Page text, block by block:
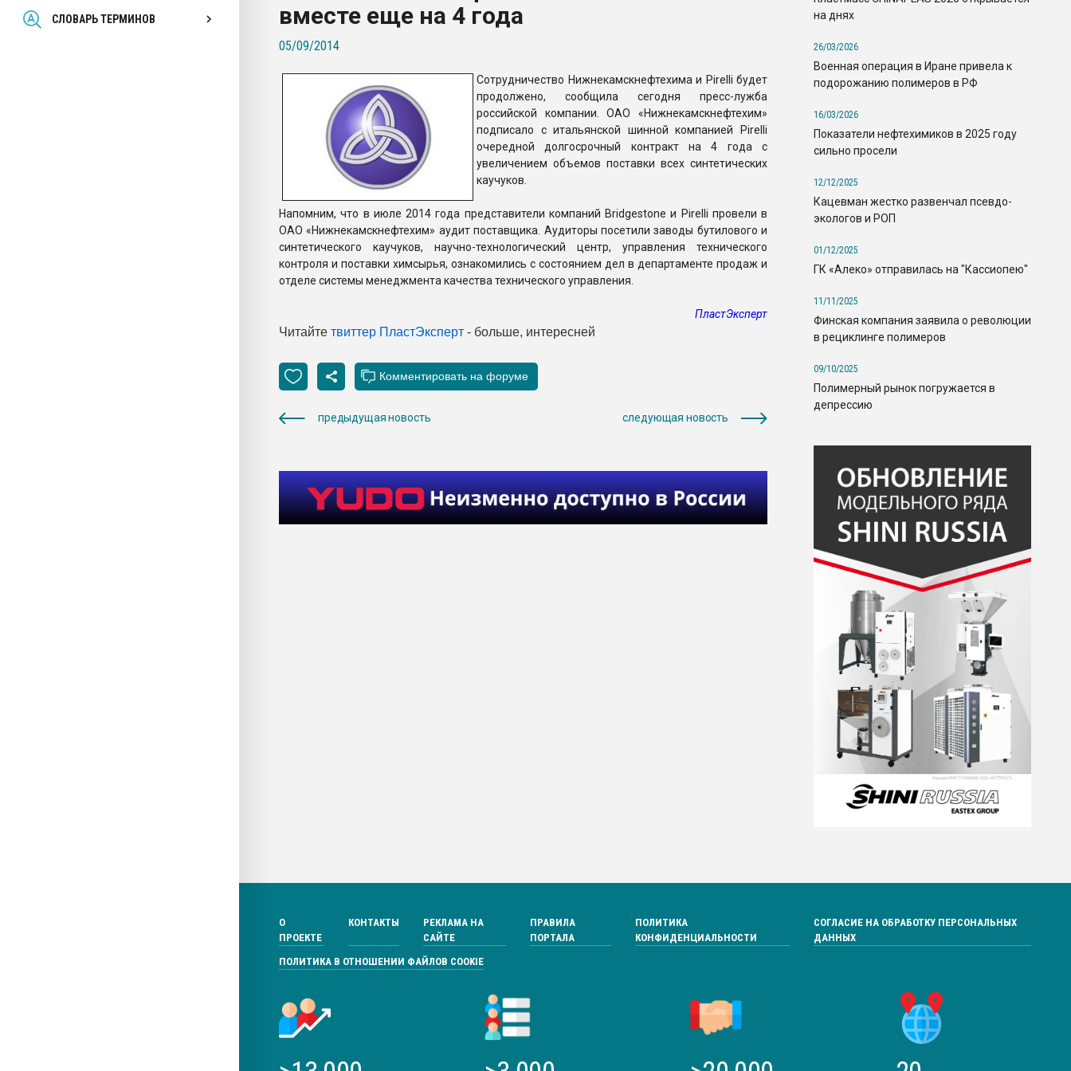
СЛОВАРЬ ТЕРМИНОВ
Всё, что касается выдува ПЭТ
бутылок
ПЕРЕЙТИ НА ФОРУМ
вместе еще на 4 года
05/09/2014
Сотрудничество Нижнекамскнефтехима и Pirelli будет
продолжено, сообщила сегодня пресс-лужба
российской компании. ОАО «Нижнекамскнефтехим»
подписало с итальянской шинной компанией Pirelli
очередной долгосрочный контракт на 4 года с
увеличением объемов поставки всех синтетических
каучуков.
Напомним, что в июле 2014 года представители компаний Bridgestone и Pirelli провели в
ОАО «Нижнекамскнефтехим» аудит поставщика. Аудиторы посетили заводы бутилового и
синтетического каучуков, научно-технологический центр, управления технического
контроля и поставки химсырья, ознакомились с состоянием дел в департаменте продаж и
отделе системы менеджмента качества технического управления.
ПластЭксперт
Читайте твиттер ПластЭксперт - больше, интересней
предыдущая новость следующая новость
на днях
26/03/2026
Военная операция в Иране привела к
подорожанию полимеров в РФ
16/03/2026
Показатели нефтехимиков в 2025 году
сильно просели
12/12/2025
Кацевман жестко развенчал псевдо-
экологов и РОП
01/12/2025
ГК «Алеко» отправилась на "Кассиопею"
11/11/2025
Финская компания заявила о революции
в рециклинге полимеров
09/10/2025
Полимерный рынок погружается в
депрессию
О
ПРОЕКТЕ
КОНТАКТЫ
РЕКЛАМА НА
САЙТЕ
ПРАВИЛА
ПОРТАЛА
ПОЛИТИКА
КОНФИДЕНЦИАЛЬНОСТИ
СОГЛАСИЕ НА ОБРАБОТКУ ПЕРСОНАЛЬНЫХ
ДАННЫХ
ПОЛИТИКА В ОТНОШЕНИИ ФАЙЛОВ COOKIE